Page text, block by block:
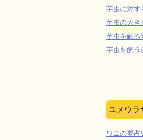
芋虫に対す
芋虫の大き
芋虫を触る
芋虫を飼う
ユメウラ
ワニの夢占